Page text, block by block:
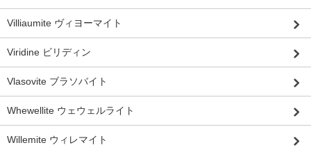
Villiaumite ヴィヨーマイト
Viridine ビリディン
Vlasovite ブラソバイト
Whewellite ウェウェルライト
Willemite ウィレマイト